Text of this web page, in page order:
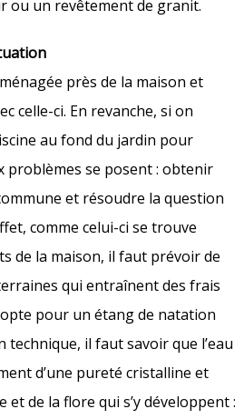
ou un revêtement de granit.
près de la maison et
celle-ci. En revanche, si on
au fond du jardin pour
problèmes se posent : obtenir
et résoudre la question
comme celui-ci se trouve
de la maison, il faut prévoir de
qui entraînent des frais
pour un étang de natation
il faut savoir que l’eau
d’une pureté cristalline et
de la flore qui s’y développent :